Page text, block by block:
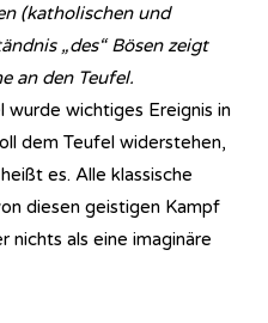
(katholischen und
„des“ Bösen zeigt
an den Teufel.
wichtiges Ereignis in
dem Teufel widerstehen,
es. Alle klassische
diesen geistigen Kampf
nichts als eine imaginäre